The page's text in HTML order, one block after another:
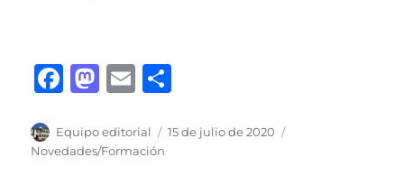
F
c
e
M
st
o
E
ai
l
m
Autor
Equipo editorial
Publicado
15 de julio de 2020
Novedades/Formación